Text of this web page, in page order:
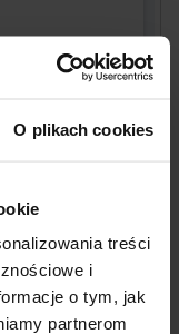
O plikach cookies
treści
i
o tym, jak
partnerom
drogą
danych.